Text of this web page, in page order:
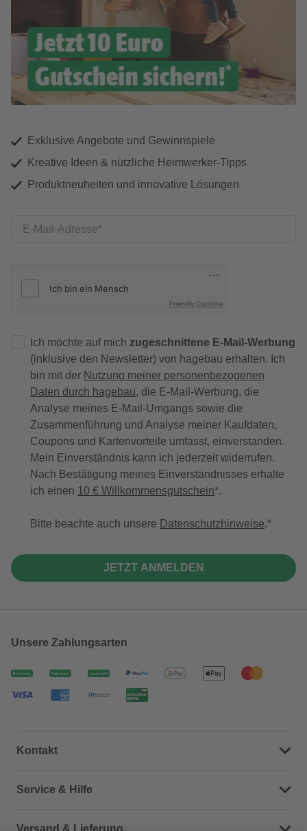
Exklusive Angebote und Gewinnspiele
Kreative Ideen & nützliche Heimwerker-Tipps
Produktneuheiten und innovative Lösungen
E-Mail-Adresse
Friendly Captcha
Ich möchte auf mich zugeschnittene E-Mail-Werbung
(inklusive den Newsletter) von hagebau erhalten. Ich
bin mit der Nutzung meiner personenbezogenen
Daten durch hagebau, die E-Mail-Werbung, die
Analyse meines E-Mail-Umgangs sowie die
Zusammenführung und Analyse meiner Kaufdaten,
Coupons und Kartenvorteile umfasst, einverstanden.
Mein Einverständnis kann ich jederzeit widerrufen.
Nach Bestätigung meines Einverständnisses erhalte
ich einen 10 € Willkommensgutschein*.
Bitte beachte auch unsere Datenschutzhinweise.
JETZT ANMELDEN
Unsere Zahlungsarten
Kontakt
Dein Kontakt zu uns
Service & Hilfe
Häufige Fragen (FAQ)